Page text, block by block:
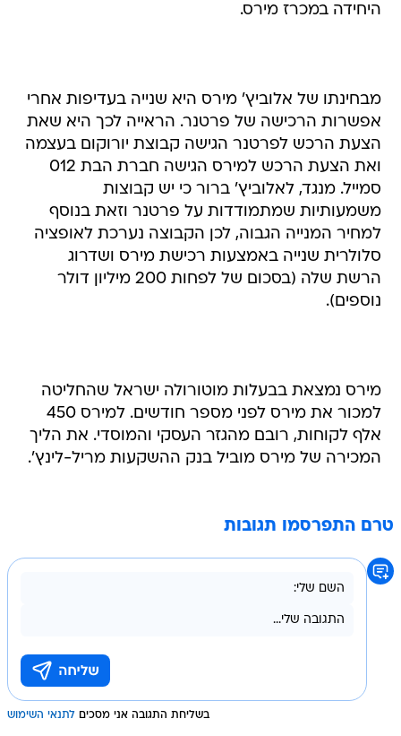
היחידה במכרז מירס.
מבחינתו של אלוביץ' מירס היא שנייה בעדיפות אחרי
אפשרות הרכישה של פרטנר. הראייה לכך היא שאת
הצעת הרכש לפרטנר הגישה קבוצת יורוקום בעצמה
ואת הצעת הרכש למירס הגישה חברת הבת 012
סמייל. מנגד, לאלוביץ' ברור כי יש קבוצות
משמעותיות שמתמודדות על פרטנר וזאת בנוסף
למחיר המנייה הגבוה, לכן הקבוצה נערכת לאופציה
סלולרית שנייה באמצעות רכישת מירס ושדרוג
הרשת שלה (בסכום של לפחות 200 מיליון דולר
נוספים).
מירס נמצאת בבעלות מוטורולה ישראל שהחליטה
למכור את מירס לפני מספר חודשים. למירס 450
אלף לקוחות, רובם מהגזר העסקי והמוסדי. את הליך
המכירה של מירס מוביל בנק ההשקעות מריל-לינץ'.
טרם התפרסמו תגובות
בשליחת התגובה אני מסכים לתנאי השימוש